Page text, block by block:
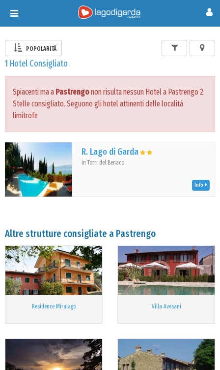
Toggle
navigation
POPOLARITÀ
1 Hotel Consigliato
Spiacenti ma a Pastrengonon risulta nessun Hotel a Pastrengo 2
Stelle consigliato. Seguono gli hotel attinenti delle località
limitrofe
R. Lago di Garda
in Torri del Benaco
Info
Altre strutture consigliate a Pastrengo
Residence Miralago Villa Avesani